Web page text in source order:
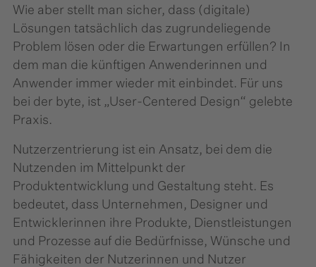
Wie aber stellt man sicher, dass (digitale)
Lösungen tatsächlich das zugrundeliegende
Problem lösen oder die Erwartungen erfüllen? In
dem man die künftigen Anwenderinnen und
Anwender immer wieder mit einbindet. Für uns
bei der byte, ist „User-Centered Design“ gelebte
Praxis.
Nutzerzentrierung ist ein Ansatz, bei dem die
Nutzenden im Mittelpunkt der
Produktentwicklung und Gestaltung steht. Es
bedeutet, dass Unternehmen, Designer und
Entwicklerinnen ihre Produkte, Dienstleistungen
und Prozesse auf die Bedürfnisse, Wünsche und
Fähigkeiten der Nutzerinnen und Nutzer